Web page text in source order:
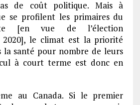
de coût politique. Mais à
se profilent les primaires du
[en vue de l’élection
2020], le climat est la priorité
la santé pour nombre de leurs
à court terme est donc en
au Canada. Si le premier